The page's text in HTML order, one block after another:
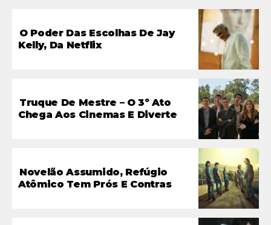
O Poder Das Escolhas De Jay
Kelly, Da Netflix
Truque De Mestre – O 3º Ato
Chega Aos Cinemas E Diverte
Novelão Assumido, Refúgio
Atômico Tem Prós E Contras